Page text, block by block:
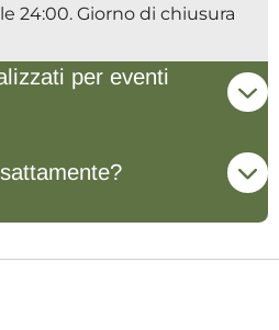
24:00. Giorno di chiusura
per eventi